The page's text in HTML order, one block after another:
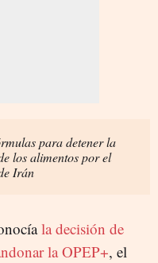
para detener la
los alimentos por el
Irán
la decisión de
la OPEP+, el